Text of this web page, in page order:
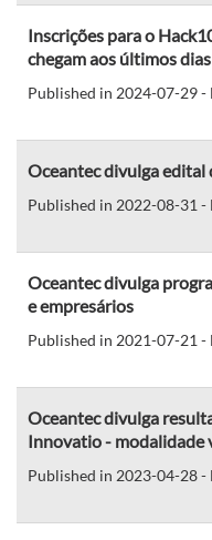
Inscrições para o
chegam aos últimos dias
Published in 2024-07-29
Oceantec divulga
Published in 2022-08-31
Oceantec divulga
e empresários
Published in 2021-07-21
Oceantec divulga
Innovatio - modalidade
Published in 2023-04-28